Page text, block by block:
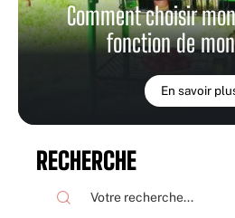
Comment choisir
fonction de
En savoir
RECHERCHE